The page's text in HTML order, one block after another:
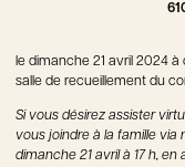
le dimanche 21 avril 2024 à
salle de recueillement du
Si vous désirez assister
vous joindre à la famille via
dimanche 21 avril à 17 h,